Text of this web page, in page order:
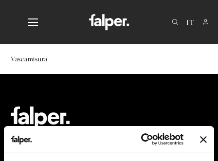
Vascamisura
Via Veneto 7-9 40064